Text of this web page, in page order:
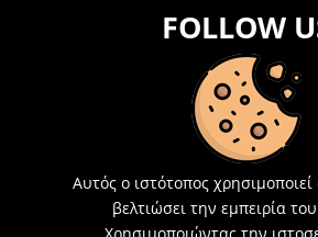
FOLLOW
ΟΙ
Τρόποι Πληρωμής &
Αυτός ο ιστότοπος
βελτιώσει την εμπειρία
Χρησιμοποιώντας την